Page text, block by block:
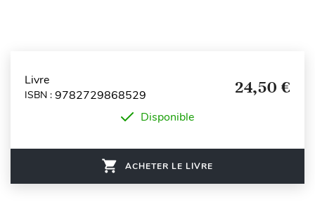
Livre
ISBN : 9782729868529 24,50 €
Disponible
ACHETER LE LIVRE